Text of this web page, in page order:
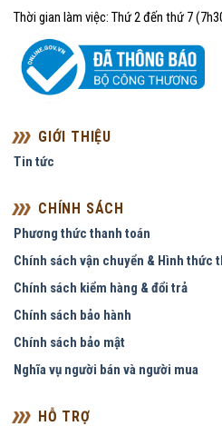
Thời gian làm việc: Thứ 2 đến thứ 7
GIỚI THIỆU
Tin tức
CHÍNH SÁCH
Phương thức thanh toán
Chính sách vận chuyển & Hình thức
Chính sách kiểm hàng & đổi trả
Chính sách bảo hành
Chính sách bảo mật
Nghĩa vụ người bán và người mua
HỖ TRỢ